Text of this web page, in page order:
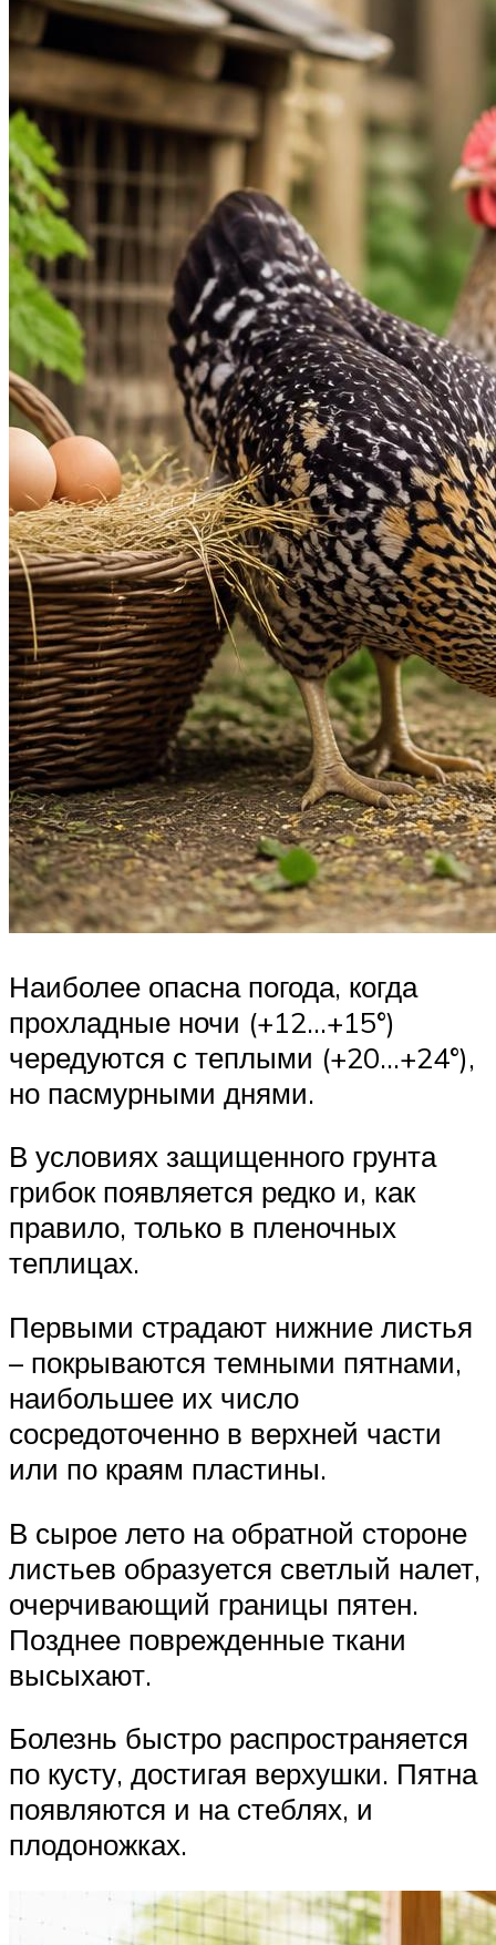
Наиболее опасна погода, когда
прохладные ночи (+12…+15°)
чередуются с теплыми (+20…+24°),
но пасмурными днями.
В условиях защищенного грунта
грибок появляется редко и, как
правило, только в пленочных
теплицах.
Первыми страдают нижние листья
– покрываются темными пятнами,
наибольшее их число
сосредоточенно в верхней части
или по краям пластины.
В сырое лето на обратной стороне
листьев образуется светлый налет,
очерчивающий границы пятен.
Позднее поврежденные ткани
высыхают.
Болезнь быстро распространяется
по кусту, достигая верхушки. Пятна
появляются и на стеблях, и
плодоножках.